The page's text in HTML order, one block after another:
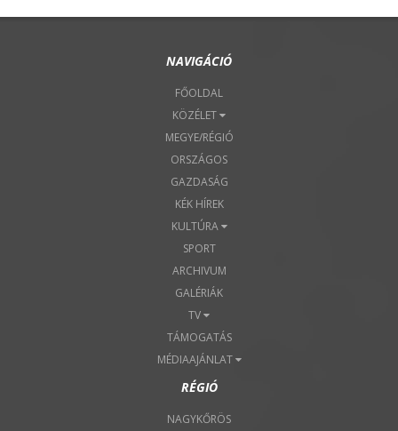
NAVIGÁCIÓ
FŐOLDAL
KÖZÉLET
MEGYE/RÉGIÓ
ORSZÁGOS
GAZDASÁG
KÉK HÍREK
KULTÚRA
SPORT
ARCHIVUM
GALÉRIÁK
TV
TÁMOGATÁS
MÉDIAAJÁNLAT
RÉGIÓ
NAGYKŐRÖS